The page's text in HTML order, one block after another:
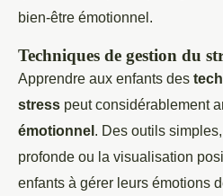
bien-être émotionnel.
Techniques de gestion du
Apprendre aux enfants des
stress peut considérablement
émotionnel . Des outils
profonde ou la visualisation
enfants à gérer leurs émotions